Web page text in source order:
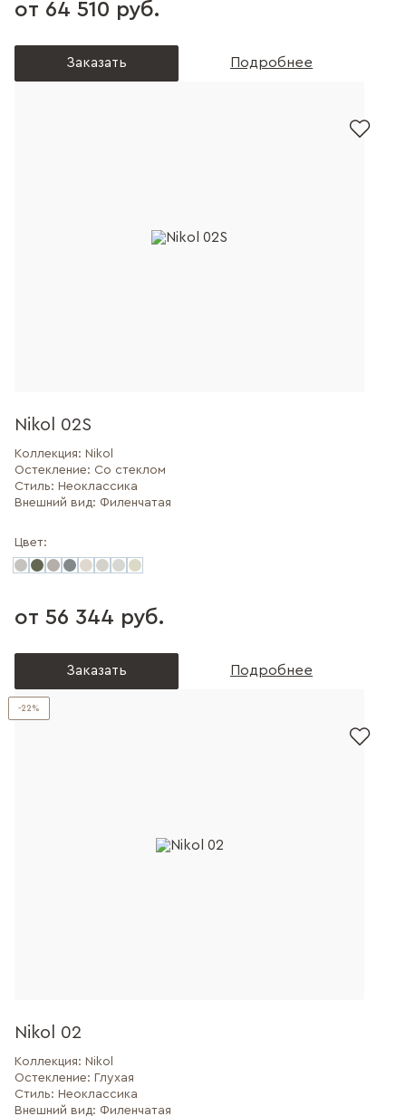
от 64 510 руб.
Заказать Подробнее
Nikol 02S
Коллекция: Nikol
Остекление: Со стеклом
Стиль: Неоклассика
Внешний вид: Филенчатая
Цвет:
от 56 344 руб.
Заказать Подробнее
-22%
Nikol 02
Коллекция: Nikol
Остекление: Глухая
Стиль: Неоклассика
Внешний вид: Филенчатая